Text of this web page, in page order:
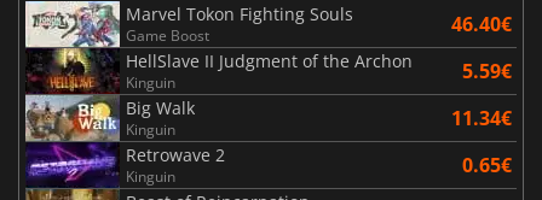
Marvel Tokon Fighting Souls
Game Boost 46.40€
HellSlave II Judgment of the Archon
Kinguin 5.59€
Big Walk
Kinguin 11.34€
Retrowave 2
Kinguin 0.65€